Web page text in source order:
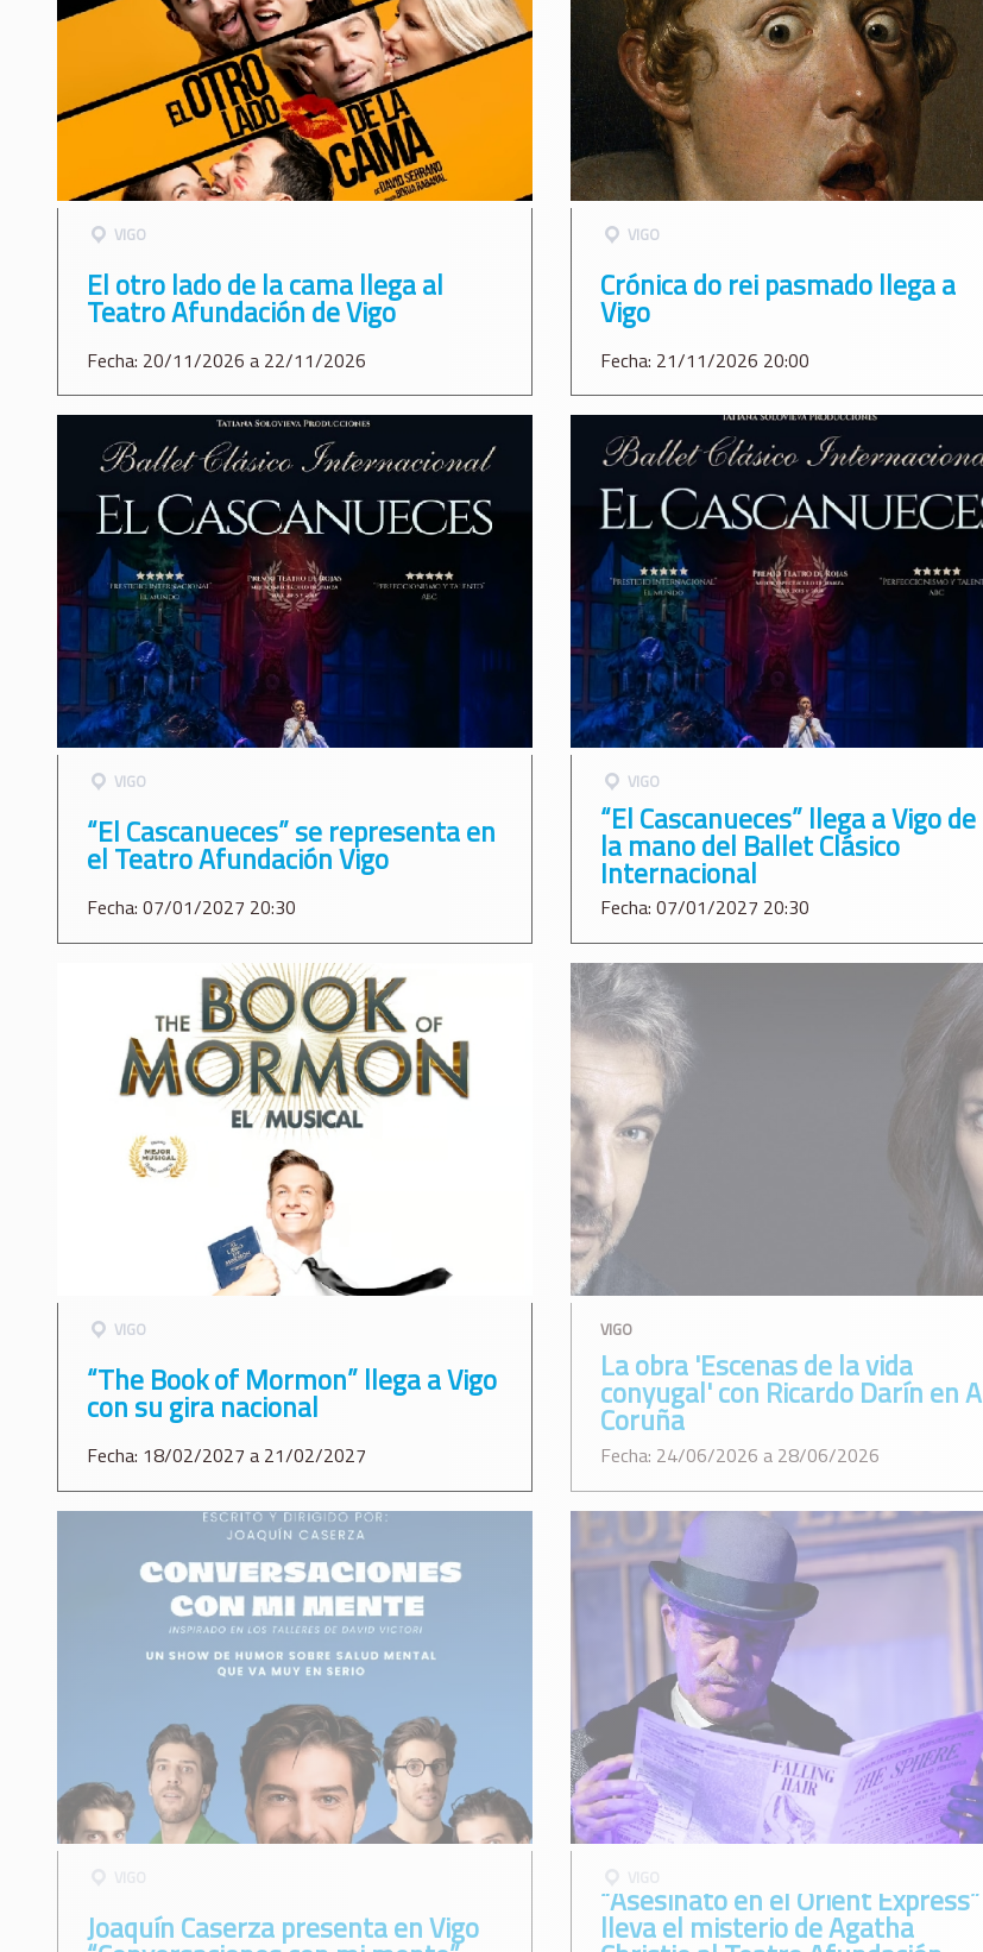
VIGO
El otro lado de la cama llega al
Teatro Afundación de Vigo
Fecha: 20/11/2026 a 22/11/2026
VIGO
Crónica do rei pasmado llega a
Vigo
Fecha: 21/11/2026 20:00
VIGO
“El Cascanueces” se representa en
el Teatro Afundación Vigo
Fecha: 07/01/2027 20:30
VIGO
“El Cascanueces” llega a Vigo de
la mano del Ballet Clásico
Internacional
Fecha: 07/01/2027 20:30
VIGO
“The Book of Mormon” llega a Vigo
con su gira nacional
Fecha: 18/02/2027 a 21/02/2027
VIGO
La obra 'Escenas de la vida
conyugal' con Ricardo Darín en A
Coruña
Fecha: 24/06/2026 a 28/06/2026
Joaquín Caserza presenta en Vigo
VIGO
“Asesinato en el Orient Express”
lleva el misterio de Agatha